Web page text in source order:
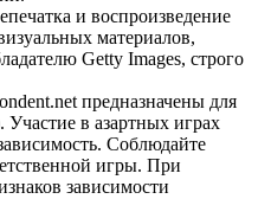
и воспроизведение
материалов,
Getty Images, строго
предназначены для
в азартных играх
Соблюдайте
игры. При
зависимости